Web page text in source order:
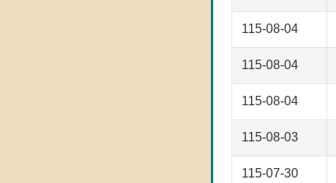
115-08-04
115-08-04
115-08-04
115-08-03
115-07-30